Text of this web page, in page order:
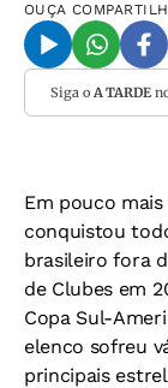
OUÇA
Siga o A TARDE
Em pouco
conquistou
brasileiro fora
de Clubes em
Copa Sul-
elenco sofreu
principais